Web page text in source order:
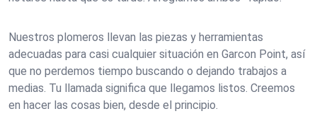
Nuestros plomeros llevan las piezas y herramientas
adecuadas para casi cualquier situación en Garcon Point, así
que no perdemos tiempo buscando o dejando trabajos a
medias. Tu llamada significa que llegamos listos. Creemos
en hacer las cosas bien, desde el principio.